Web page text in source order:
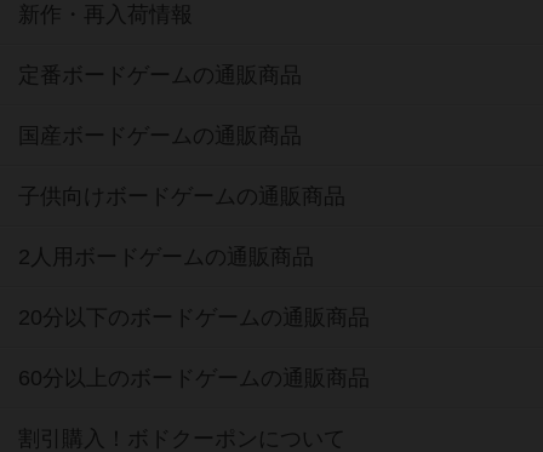
新作・再入荷情報
定番ボードゲームの通販商品
国産ボードゲームの通販商品
子供向けボードゲームの通販商品
2人用ボードゲームの通販商品
20分以下のボードゲームの通販商品
60分以上のボードゲームの通販商品
割引購入！ボドクーポンについて